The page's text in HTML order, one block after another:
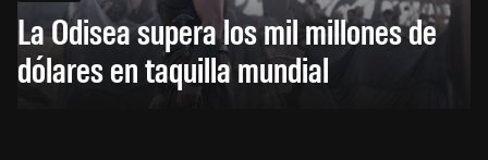
La Odisea supera los mil millones de
dólares en taquilla mundial